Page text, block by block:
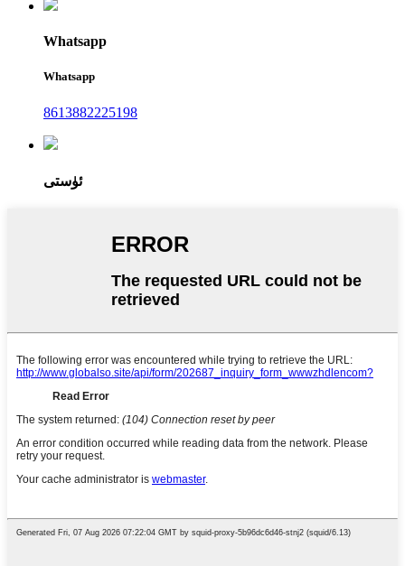
Whatsapp
Whatsapp
8613882225198
ئۈستى